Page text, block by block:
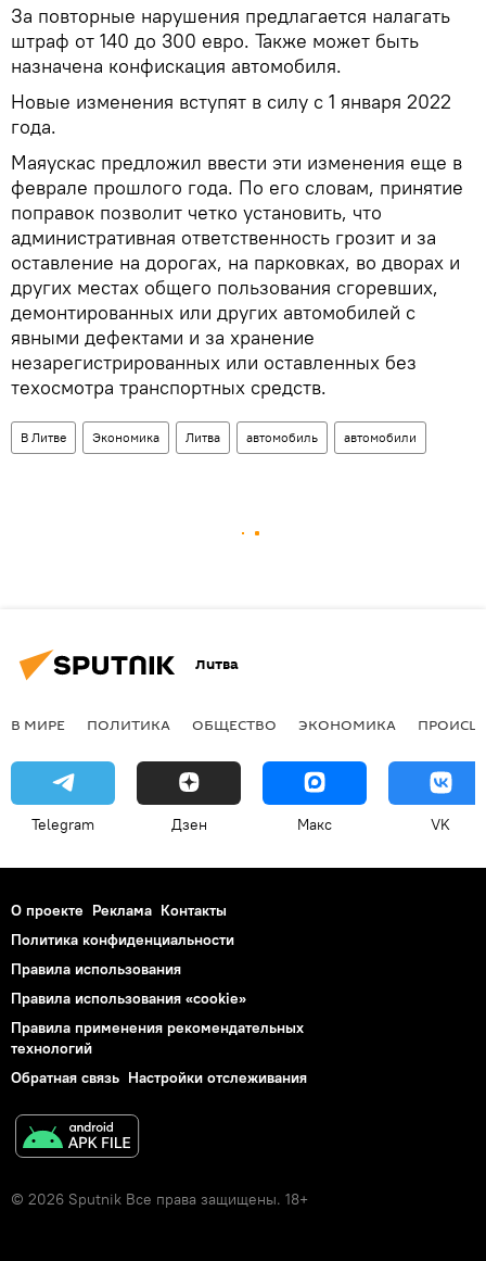
За повторные нарушения предлагается налагать
штраф от 140 до 300 евро. Также может быть
назначена конфискация автомобиля.
Новые изменения вступят в силу с 1 января 2022
года.
Маяускас предложил ввести эти изменения еще в
феврале прошлого года. По его словам, принятие
поправок позволит четко установить, что
административная ответственность грозит и за
оставление на дорогах, на парковках, во дворах и
других местах общего пользования сгоревших,
демонтированных или других автомобилей с
явными дефектами и за хранение
незарегистрированных или оставленных без
техосмотра транспортных средств.
В Литве Экономика Литва автомобиль автомобили
Литва
В МИРЕ ПОЛИТИКА ОБЩЕСТВО ЭКОНОМИКА
Telegram Дзен Макс VK
О проекте Реклама Контакты
Политика конфиденциальности
Правила использования
Правила использования «cookie»
Правила применения рекомендательных
технологий
Обратная связь Настройки отслеживания
© 2026 Sputnik Все права защищены. 18+